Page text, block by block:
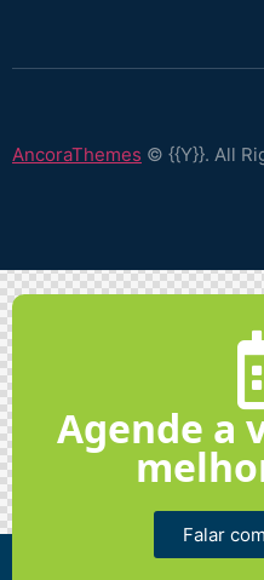
AncoraThemes © {{Y}}. All
Agende a
Falar